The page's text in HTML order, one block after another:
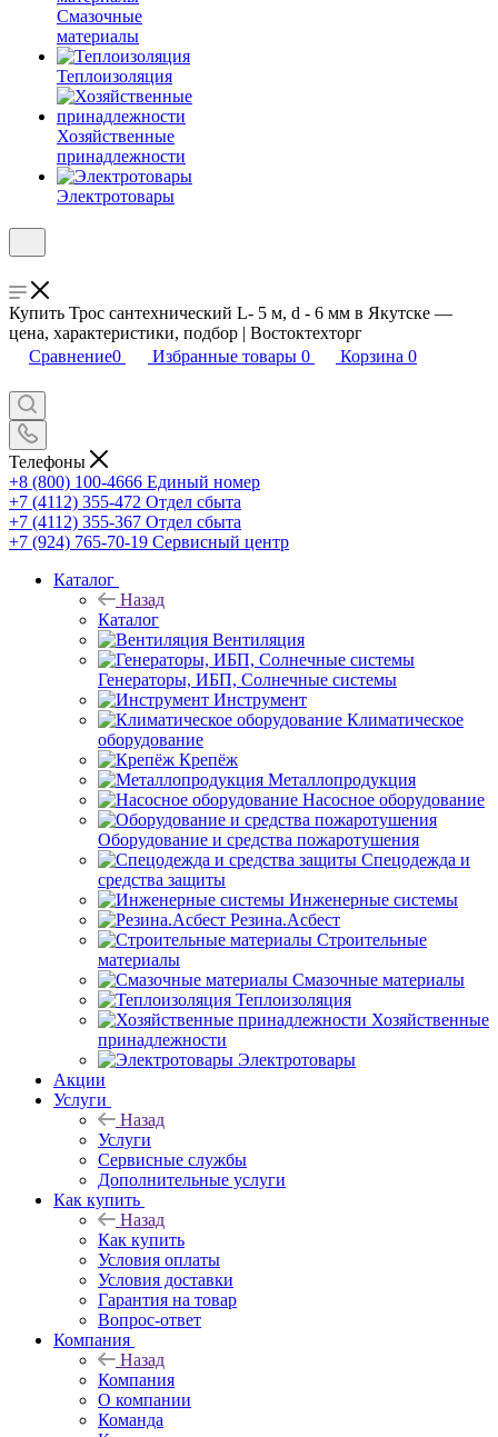
Смазочные
материалы
Теплоизоляция
Хозяйственные
принадлежности
Электротовары
Купить Трос сантехнический L- 5 м, d - 6 мм в Якутске —
цена, характеристики, подбор | Востоктехторг
Сравнение0 Избранные товары 0 Корзина 0
Телефоны
+8 (800) 100-4666 Единый номер
+7 (4112) 355-472 Отдел сбыта
+7 (4112) 355-367 Отдел сбыта
+7 (924) 765-70-19 Сервисный центр
Каталог
Назад
Каталог
Вентиляция
Генераторы, ИБП, Солнечные системы
Инструмент
Климатическое
оборудование
Крепёж
Металлопродукция
Насосное оборудование
Оборудование и средства пожаротушения
Спецодежда и
средства защиты
Инженерные системы
Резина.Асбест
Строительные
материалы
Смазочные материалы
Теплоизоляция
Хозяйственные
принадлежности
Электротовары
Акции
Услуги
Назад
Услуги
Сервисные службы
Дополнительные услуги
Как купить
Назад
Как купить
Условия оплаты
Условия доставки
Гарантия на товар
Вопрос-ответ
Компания
Назад
Компания
О компании
Команда